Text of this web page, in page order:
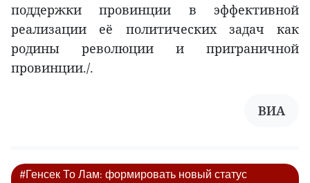
поддержки провинции в эффективной
реализации её политических задач как
родины революции и приграничной
провинции./.
ВИА
#Генсек То Лам: формировать новый статус